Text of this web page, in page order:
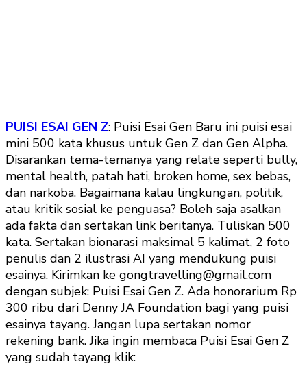
PUISI ESAI GEN Z: Puisi Esai Gen Baru ini puisi esai
mini 500 kata khusus untuk Gen Z dan Gen Alpha.
Disarankan tema-temanya yang relate seperti bully,
mental health, patah hati, broken home, sex bebas,
dan narkoba. Bagaimana kalau lingkungan, politik,
atau kritik sosial ke penguasa? Boleh saja asalkan
ada fakta dan sertakan link beritanya. Tuliskan 500
kata. Sertakan bionarasi maksimal 5 kalimat, 2 foto
penulis dan 2 ilustrasi AI yang mendukung puisi
esainya. Kirimkan ke gongtravelling@gmail.com
dengan subjek: Puisi Esai Gen Z. Ada honorarium Rp
300 ribu dari Denny JA Foundation bagi yang puisi
esainya tayang. Jangan lupa sertakan nomor
rekening bank. Jika ingin membaca Puisi Esai Gen Z
yang sudah tayang klik: